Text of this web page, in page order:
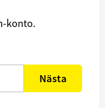
konto.
Nästa